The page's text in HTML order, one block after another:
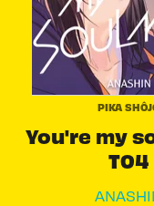
PIKA
You're my
T04